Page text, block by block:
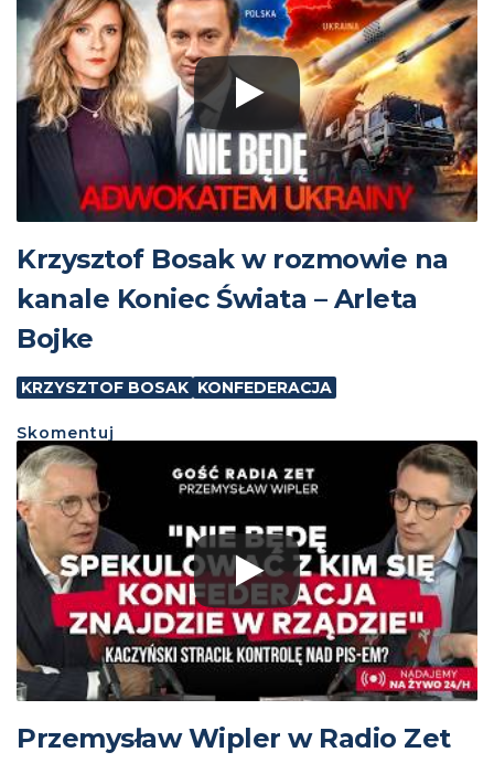
Krzysztof Bosak w rozmowie na
kanale Koniec Świata – Arleta
Bojke
KRZYSZTOF BOSAK KONFEDERACJA
Skomentuj
Przemysław Wipler w Radio Zet